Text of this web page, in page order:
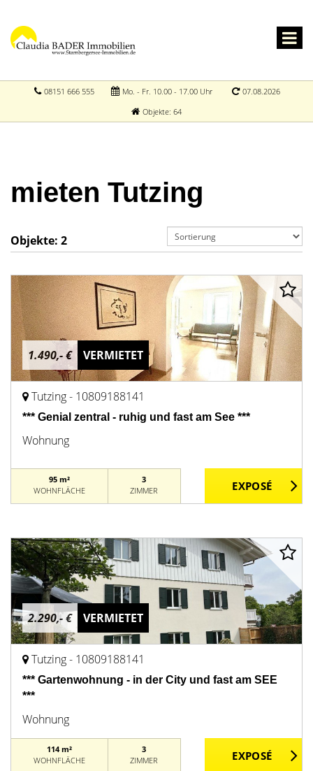
08151 666 555 Mo. - Fr. 10.00 - 17.00 Uhr
07.08.2026
Objekte: 64
mieten Tutzing
Objekte: 2
1.490,- € VERMIETET
Tutzing - 10809188141
*** Genial zentral - ruhig und fast am See ***
Wohnung
95 m²
WOHNFLÄCHE
3
ZIMMER
2.290,- € VERMIETET
Tutzing - 10809188141
*** Gartenwohnung - in der City und fast am SEE
***
Wohnung
114 m²
WOHNFLÄCHE
3
ZIMMER